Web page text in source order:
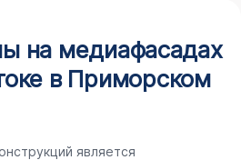
на медиафасадах
в Приморском
является